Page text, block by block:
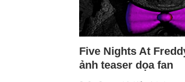
Five Nights At
ảnh teaser dọa fan